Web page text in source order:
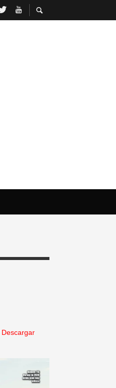
Descargar